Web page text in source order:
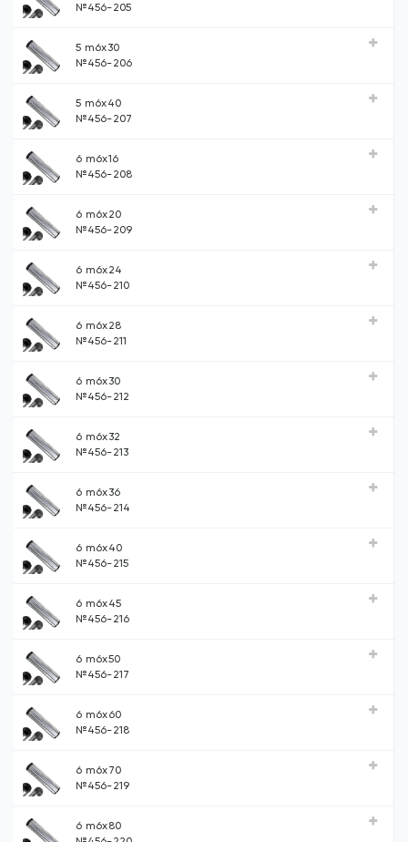
№456-205
5 m6х30
№456-206
5 m6х40
№456-207
6 m6х16
№456-208
6 m6х20
№456-209
6 m6х24
№456-210
6 m6х28
№456-211
6 m6х30
№456-212
6 m6х32
№456-213
6 m6х36
№456-214
6 m6х40
№456-215
6 m6х45
№456-216
6 m6х50
№456-217
6 m6х60
№456-218
6 m6х70
№456-219
6 m6х80